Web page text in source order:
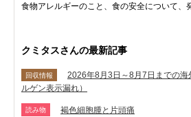
食物アレルギーのこと、食の安全について、
クミタスさんの最新記事
回収情報
2026年8月3日～8月7日までの海
ルゲン表示漏れ）
読み物 褐色細胞腫と片頭痛